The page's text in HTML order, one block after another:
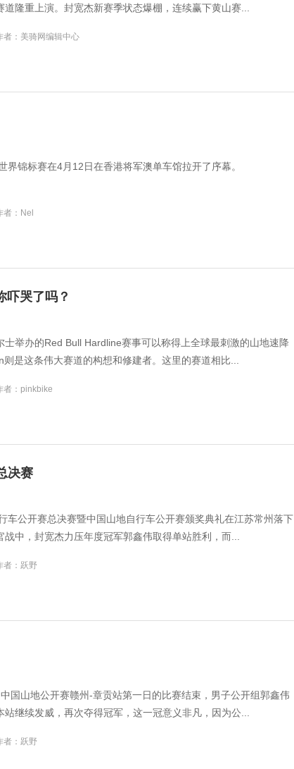
隆重上演。封宽杰新赛季状态爆棚，连续赢下黄山赛...
者：美骑网编辑中心
界锦标赛在4月12日在香港将军澳单车馆拉开了序幕。
者：Nel
吓哭了吗？
士举办的Red Bull Hardline赛事可以称得上全球最刺激的山地速降
是这条伟大赛道的构想和修建者。这里的赛道相比...
者：pinkbike
决赛
车公开赛总决赛暨中国山地自行车公开赛颁奖典礼在江苏常州落下
中，封宽杰力压年度冠军郭鑫伟取得单站胜利，而...
者：跃野
国山地公开赛赣州-章贡站第一日的比赛结束，男子公开组郭鑫伟
继续发威，再次夺得冠军，这一冠意义非凡，因为公...
者：跃野